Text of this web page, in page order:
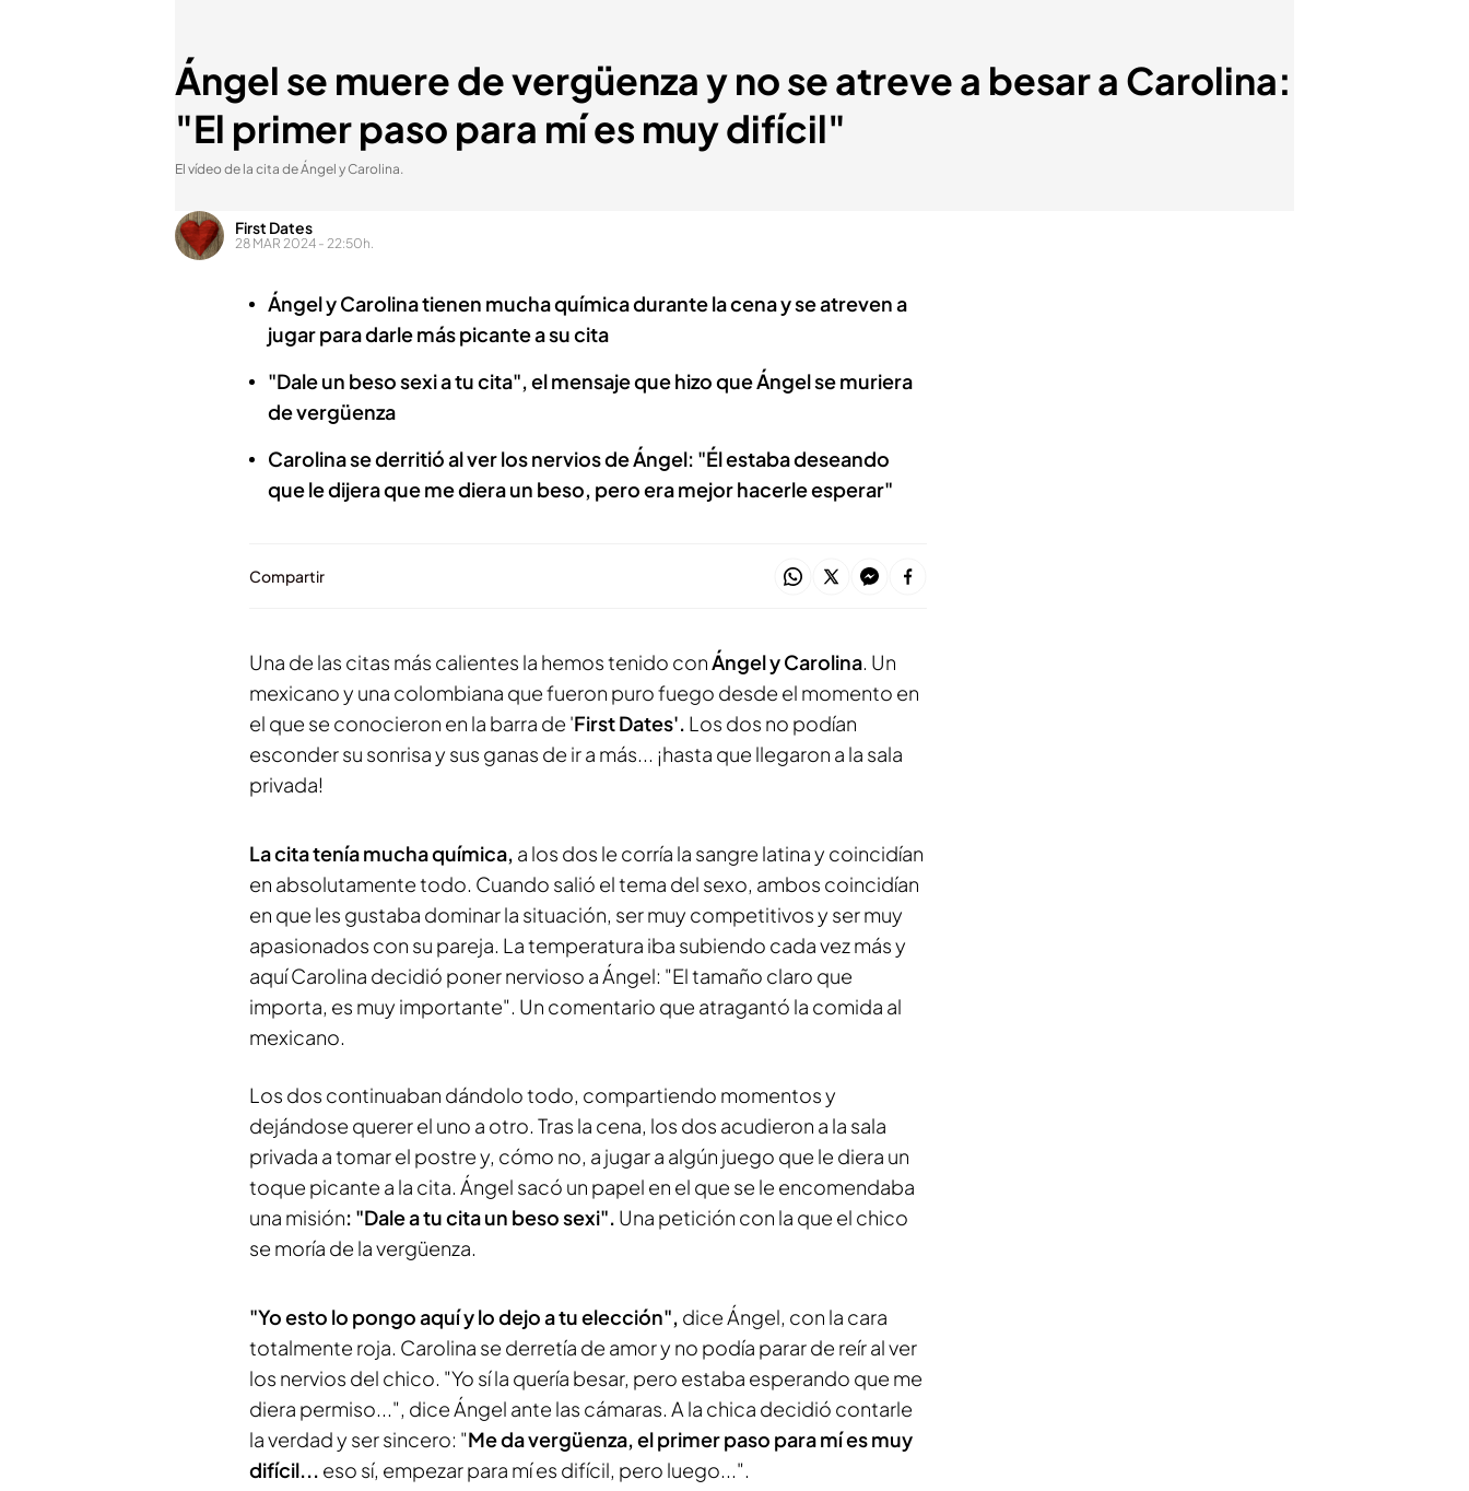
Ángel se muere de vergüenza y no se atreve a besar a Carolina:
"El primer paso para mí es muy difícil"
El vídeo de la cita de Ángel y Carolina.
First Dates
28 MAR 2024 - 22:50h.
Ángel y Carolina tienen mucha química durante la cena y se atreven a
jugar para darle más picante a su cita
"Dale un beso sexi a tu cita", el mensaje que hizo que Ángel se muriera
de vergüenza
Carolina se derritió al ver los nervios de Ángel: "Él estaba deseando
que le dijera que me diera un beso, pero era mejor hacerle esperar"
Compartir
Una de las citas más calientes la hemos tenido conÁngel y Carolina. Un
mexicano y una colombiana que fueron puro fuego desde el momento en
el que se conocieron en la barra de 'First Dates'. Los dos no podían
esconder su sonrisa y sus ganas de ir a más... ¡hasta que llegaron a la sala
privada!
La cita tenía mucha química, a los dos le corría la sangre latina y coincidían
en absolutamente todo. Cuando salió el tema del sexo, ambos coincidían
en que les gustaba dominar la situación, ser muy competitivos y ser muy
apasionados con su pareja. La temperatura iba subiendo cada vez más y
aquí Carolina decidió poner nervioso a Ángel: "El tamaño claro que
importa, es muy importante". Un comentario que atragantó la comida al
mexicano.
Los dos continuaban dándolo todo, compartiendo momentos y
dejándose querer el uno a otro. Tras la cena, los dos acudieron a la sala
privada a tomar el postre y, cómo no, a jugar a algún juego que le diera un
toque picante a la cita. Ángel sacó un papel en el que se le encomendaba
una misión: "Dale a tu cita un beso sexi". Una petición con la que el chico
se moría de la vergüenza.
"Yo esto lo pongo aquí y lo dejo a tu elección", dice Ángel, con la cara
totalmente roja. Carolina se derretía de amor y no podía parar de reír al ver
los nervios del chico. "Yo sí la quería besar, pero estaba esperando que me
diera permiso...", dice Ángel ante las cámaras. A la chica decidió contarle
la verdad y ser sincero: "Me da vergüenza, el primer paso para mí es muy
difícil... eso sí, empezar para mí es difícil, pero luego...".